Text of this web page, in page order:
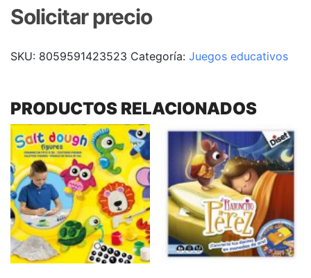
Solicitar precio
SKU: 8059591423523 Categoría: Juegos educativos
PRODUCTOS RELACIONADOS